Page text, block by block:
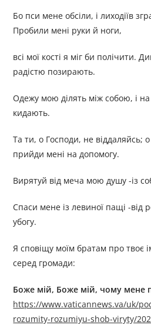
Бо пси мене обсіли, і лиходіїв
Пробили мені руки й ноги,
всі мої кості я міг би полічити.
радістю позирають.
Одежу мою ділять між собою, і
кидають.
Та ти, о Господи, не віддаляйсь;
прийди мені на допомогу.
Вирятуй від меча мою душу -із
Спаси мене із левиної пащі -від
убогу.
Я сповіщу моїм братам про твоє
серед громади:
Боже мій, Боже мій, чому мене
https://www.vaticannews.va/uk/
rozumity-rozumiyu-shob-viryty/